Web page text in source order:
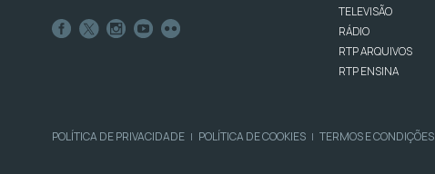
TELEVISÃO
RÁDIO
RTP ARQUIVOS
RTP ENSINA
POLÍTICA DE PRIVACIDADE | POLÍTICA DE COOKIES | TERMOS E CONDIÇÕES